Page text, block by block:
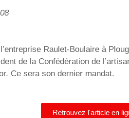
Raulet-Boulaire à
de la Confédération de
Ce sera son dernier mandat.
Retrouvez l'article en